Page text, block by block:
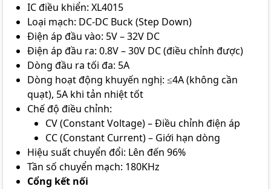
IC điều khiển: XL4015
Loại mạch: DC-DC Buck (Step Down)
Điện áp đầu vào: 5V – 32V DC
Điện áp đầu ra: 0.8V – 30V DC (điều chỉnh được)
Dòng đầu ra tối đa: 5A
Dòng hoạt động khuyến nghị: ≤4A (không cần
quạt), 5A khi tản nhiệt tốt
Chế độ điều chỉnh:
CV (Constant Voltage) – Điều chỉnh điện áp
CC (Constant Current) – Giới hạn dòng
Hiệu suất chuyển đổi: Lên đến 96%
Tần số chuyển mạch: 180KHz
Cổng kết nối